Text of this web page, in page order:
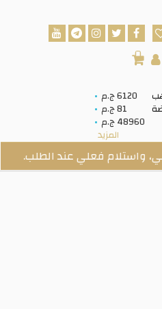
6120 ج.م
81 ج.م
48960 ج.م
المزيد
0
فعلي عند الطلب.